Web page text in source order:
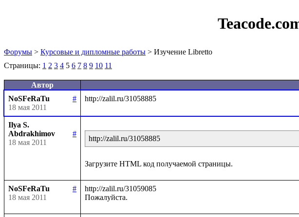
Форумы > Курсовые и дипломные работы > Изучение Libretto
Страницы: 1 2 3 4 5 6 7 8 9 10 11
Автор
NoSFeRaTu
#
18 мая 2011
Ilya S.
Abdrakhimov
#
18 мая 2011
http://zalil.ru/31058885
NoSFeRaTu
#
18 мая 2011
http://zalil.ru/31059085